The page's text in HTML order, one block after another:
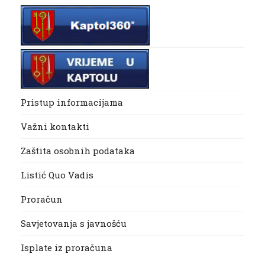
Pristup informacijama
Važni kontakti
Zaštita osobnih podataka
Listić Quo Vadis
Proračun
Savjetovanja s javnošću
Isplate iz proračuna